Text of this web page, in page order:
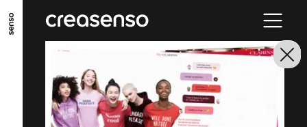
ALLER AU CONTENU PRINCIPAL
ALLER EN BAS DE PAGE